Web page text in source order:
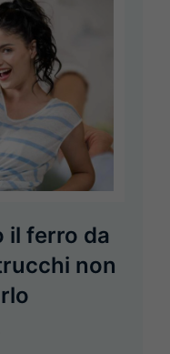
il ferro da
non